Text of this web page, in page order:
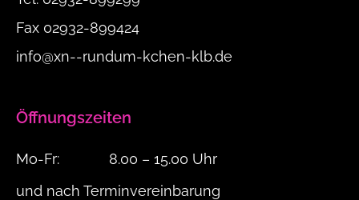
Fax 02932-899424
info@xn--rundum-kchen-klb.de
Öffnungszeiten
Mo-Fr:
8.00 – 15.00 Uhr
und nach Terminvereinbarung